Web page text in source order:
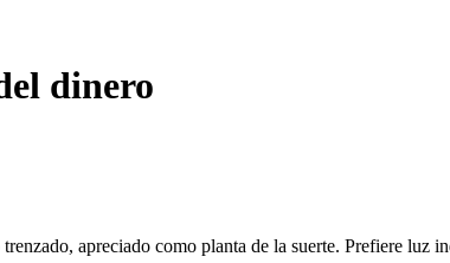
dinero
apreciado como planta de la suerte. Prefiere luz